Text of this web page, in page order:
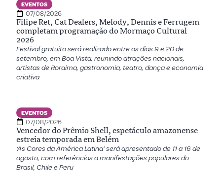
EVENTOS
07/08/2026
Filipe Ret, Cat Dealers, Melody, Dennis e Ferrugem
completam programação do Mormaço Cultural
2026
Festival gratuito será realizado entre os dias 9 e 20 de
setembro, em Boa Vista, reunindo atrações nacionais,
artistas de Roraima, gastronomia, teatro, dança e economia
criativa
EVENTOS
07/08/2026
Vencedor do Prêmio Shell, espetáculo amazonense
estreia temporada em Belém
‘As Cores da América Latina’ será apresentado de 11 a 16 de
agosto, com referências a manifestações populares do
Brasil, Chile e Peru